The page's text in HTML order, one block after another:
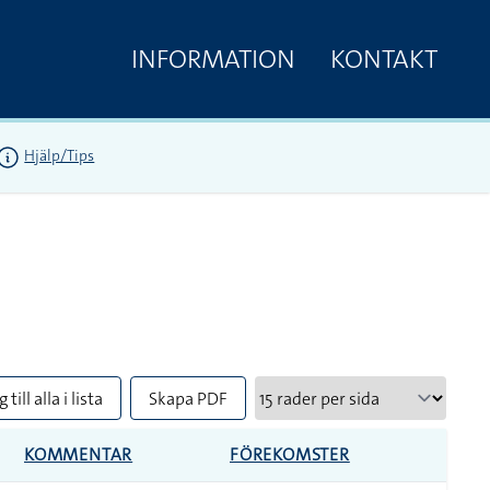
INFORMATION KONTAKT
Hjälp/Tips
till alla i lista Skapa PDF
KOMMENTAR FÖREKOMSTER